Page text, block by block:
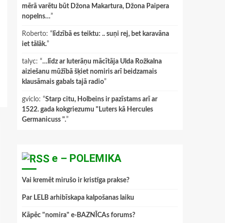
mērā varētu būt Džona Makartura, Džona Paipera
nopelns…”
Roberto: “ līdzībā es teiktu: .. suņi rej, bet karavāna
iet tālāk.”
talyc: “…līdz ar luterāņu mācītāja Ulda Rožkalna
aiziešanu mūžībā šķiet nomiris arī beidzamais
klausāmais gabals tajā radio”
gviclo: “Starp citu, Holbeins ir pazīstams arī ar
1522. gada kokgriezumu "Luters kā Hercules
Germanicuss ".”
e – POLEMIKA
Vai kremēt mirušo ir kristīga prakse?
Par LELB arhibīskapa kalpošanas laiku
Kāpēc "nomira" e-BAZNĪCAs forums?